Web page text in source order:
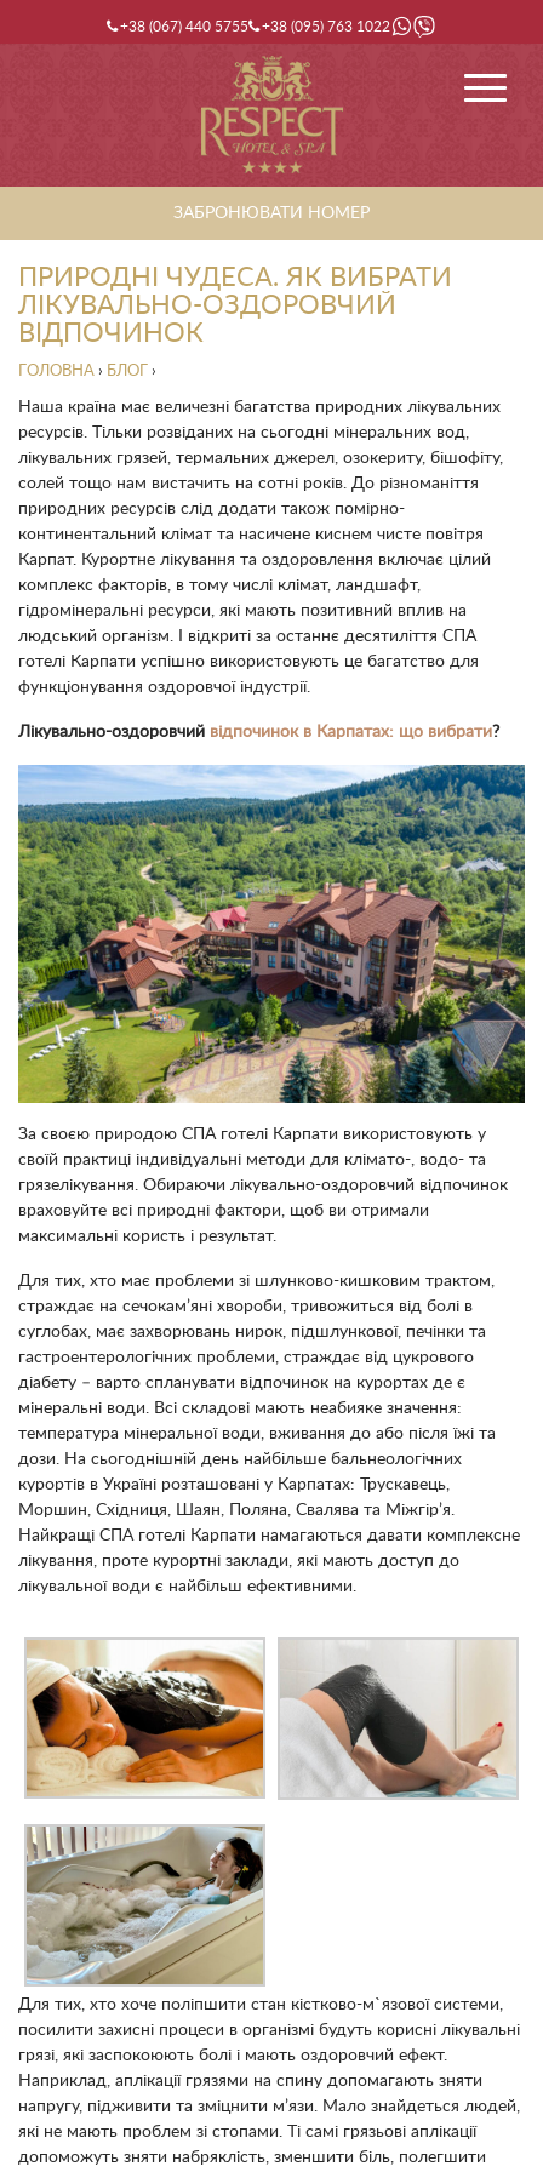
+38 (067) 440 5755 +38 (095) 763 1022
ЗАБРОНЮВАТИ НОМЕР
ПРИРОДНІ ЧУДЕСА. ЯК ВИБРАТИ
ЛІКУВАЛЬНО-ОЗДОРОВЧИЙ
ВІДПОЧИНОК
ГОЛОВНА › БЛОГ ›
Наша країна має величезні багатства природних лікувальних
ресурсів. Тільки розвіданих на сьогодні мінеральних вод,
лікувальних грязей, термальних джерел, озокериту, бішофіту,
солей тощо нам вистачить на сотні років. До різноманіття
природних ресурсів слід додати також помірно-
континентальний клімат та насичене киснем чисте повітря
Карпат. Курортне лікування та оздоровлення включає цілий
комплекс факторів, в тому числі клімат, ландшафт,
гідромінеральні ресурси, які мають позитивний вплив на
людський організм. І відкриті за останнє десятиліття СПА
готелі Карпати успішно використовують це багатство для
функціонування оздоровчої індустрії.
Лікувально-оздоровчий відпочинок в Карпатах: що вибрати?
За своєю природою СПА готелі Карпати використовують у
своїй практиці індивідуальні методи для клімато-, водо- та
грязелікування. Обираючи лікувально-оздоровчий відпочинок
враховуйте всі природні фактори, щоб ви отримали
максимальні користь і результат.
Для тих, хто має проблеми зі шлунково-кишковим трактом,
страждає на сечокам’яні хвороби, тривожиться від болі в
суглобах, має захворювань нирок, підшлункової, печінки та
гастроентерологічних проблеми, страждає від цукрового
діабету – варто спланувати відпочинок на курортах де є
мінеральні води. Всі складові мають неабияке значення:
температура мінеральної води, вживання до або після їжі та
дози. На сьогоднішній день найбільше бальнеологічних
курортів в Україні розташовані у Карпатах: Трускавець,
Моршин, Східниця, Шаян, Поляна, Свалява та Міжгір’я.
Найкращі СПА готелі Карпати намагаються давати комплексне
лікування, проте курортні заклади, які мають доступ до
лікувальної води є найбільш ефективними.
Для тих, хто хоче поліпшити стан кістково-м`язової системи,
посилити захисні процеси в організмі будуть корисні лікувальні
грязі, які заспокоюють болі і мають оздоровчий ефект.
Наприклад, аплікації грязями на спину допомагають зняти
напругу, підживити та зміцнити м’язи. Мало знайдеться людей,
які не мають проблем зі стопами. Ті самі грязьові аплікації
допоможуть зняти набряклість, зменшити біль, полегшити